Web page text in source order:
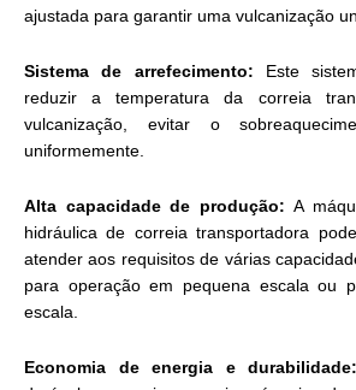
ajustada para garantir uma vulcanização
Sistema de arrefecimento: Este
reduzir a temperatura da correia
vulcanização, evitar o
uniformemente.
Alta capacidade de produção: A
hidráulica de correia transportadora
atender aos requisitos de várias
para operação em pequena escala ou
escala.
Economia de energia e durabilidade: